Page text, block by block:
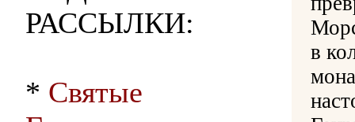
РАССЫЛКИ:
* Святые
в